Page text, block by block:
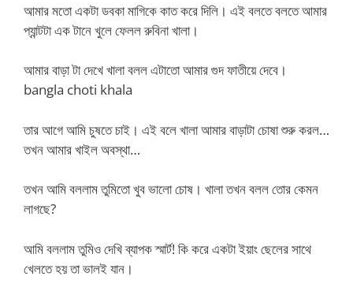
আমার মতো একটা ডবকা মাগিকে কাত করে দিলি। এই বলতে বলতে আমার
প্যান্টটা এক টানে খুলে ফেলল রুবিনা খালা।
আমার বাড়া টা দেখে খালা বলল এটাতো আমার গুদ ফাতীয়ে দেবে।
bangla choti khala
তার আগে আমি চুষতে চাই। এই বলে খালা আমার বাড়াটা চোষা শুরু করল…
তখন আমার খাইল অবস্থা…
তখন আমি বললাম তুমিতো খুব ভালো চোষ। খালা তখন বলল তোর কেমন
লাগছে?
আমি বললাম তুমিও দেখি ব্যাপক স্মার্ট! কি করে একটা ইয়াং ছেলের সাথে
খেলতে হয় তা ভালই যান।